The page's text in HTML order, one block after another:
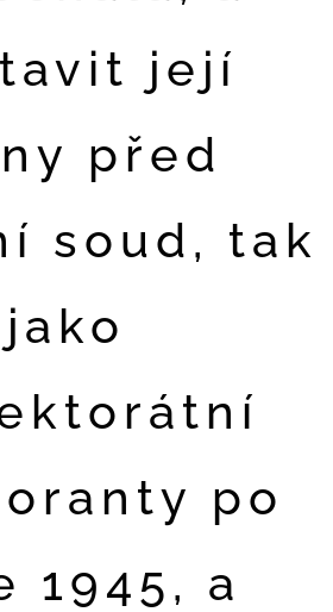
její
před
soud, tak
jako
po
1945, a